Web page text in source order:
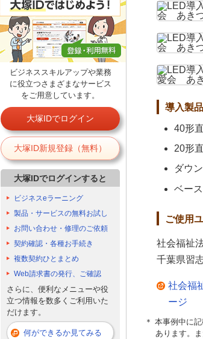
導入製品
40形
20形
ダウ
ベー
ご使用
社会福祉
千葉県習
社会福
ージ
＊ 本事例中に
あります。
ビジネススキルアップや業務
に役立つさまざまなサービス
をご用意しています。
大塚IDでログイン
大塚ID新規登録（無料）
大塚IDでログインすると
ビジネスeラーニング
製品・サービスの無料お試し
お問い合わせ・修理のご依頼
契約確認・各種お手続き
複数契約ひとまとめ
Web請求書の発行、ご確認
さらに、便利なメニューや役
立つ情報を数多くご利用いた
だけます。
何ができるか見てみる